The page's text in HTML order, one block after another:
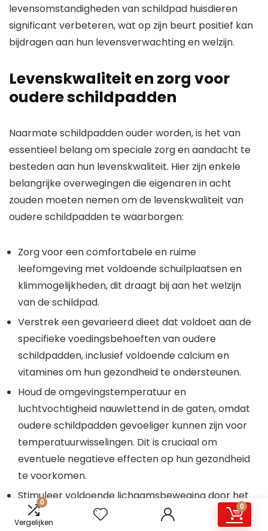
0
Vergelijken
0
levensomstandigheden van schildpad huisdieren
significant verbeteren, wat op zijn beurt positief kan
bijdragen aan hun levensverwachting en welzijn.
Levenskwaliteit en zorg voor
oudere schildpadden
Naarmate schildpadden ouder worden, is het van
essentieel belang om speciale zorg en aandacht te
besteden aan hun levenskwaliteit. Hier zijn enkele
belangrijke overwegingen die eigenaren in acht
zouden moeten nemen om de levenskwaliteit van
oudere schildpadden te waarborgen:
Zorg voor een comfortabele en ruime
leefomgeving met voldoende schuilplaatsen en
klimmogelijkheden, dit draagt bij aan het welzijn
van de schildpad.
Verstrek een gevarieerd dieet dat voldoet aan de
specifieke voedingsbehoeften van oudere
schildpadden, inclusief voldoende calcium en
vitamines om hun gezondheid te ondersteunen.
Houd de omgevingstemperatuur en
luchtvochtigheid nauwlettend in de gaten, omdat
oudere schildpadden gevoeliger kunnen zijn voor
temperatuurwisselingen. Dit is cruciaal om
eventuele negatieve effecten op hun gezondheid
te voorkomen.
Stimuleer voldoende lichaamsbeweging door het
aanbieden van verschillende vormen van verrijking